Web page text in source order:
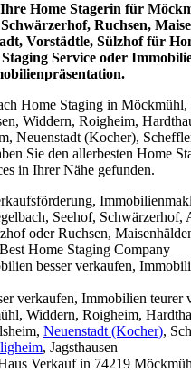
Home Stagerin für
Schwärzerhof, Ruchsen,
Vorstädtle, Sülzhof für
Service oder
Home Staging in Möckmühl,
Widdern, Roigheim,
Neuenstadt (Kocher),
Sie den allerbesten Home
in Ihrer Nähe gefunden.
Seehof, Schwärzerhof,
oder Ruchsen,
Home Staging Company
besser verkaufen,
verkaufen, Immobilien teurer
Widdern, Roigheim,
Neuenstadt (Kocher),
, Jagsthausen
Verkauf in 74219